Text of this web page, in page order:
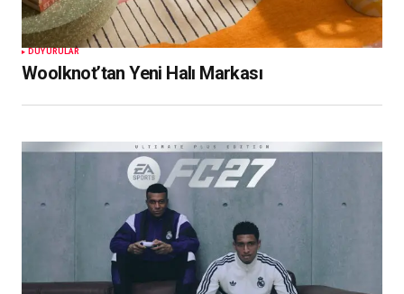
DUYURULAR
Woolknot’tan Yeni Halı Markası